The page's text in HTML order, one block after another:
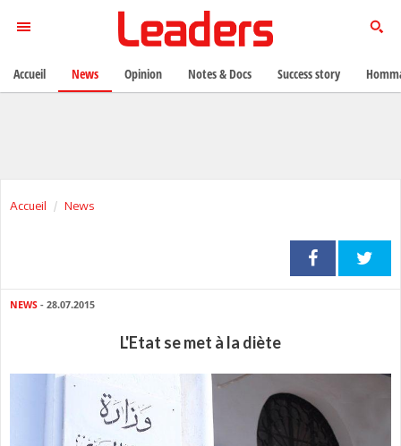
Accueil News
NEWS - 28.07.2015
L'Etat se met à la diète
Accueil News Opinion Notes & Docs Success story